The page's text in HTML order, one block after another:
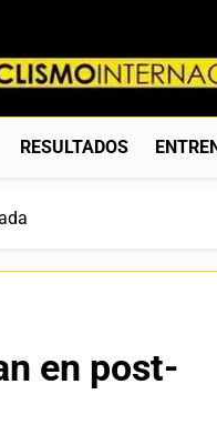
Ciclismo Mundial.
RESULTADOS
en post-